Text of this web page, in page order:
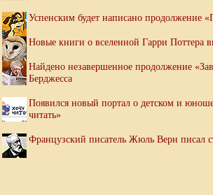
Успенским будет написано продолжение
Новые книги о вселенной Гарри Поттера
Найдено незавершенное продолжение
Берджесса
Появился новый портал о детском и
читать»
Французский писатель Жюль Верн писал